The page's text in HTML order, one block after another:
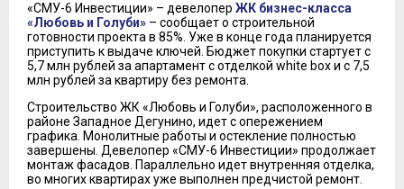
«СМУ-6 Инвестиции» – девелопер ЖК бизнес-класса
«Любовь и Голуби» – сообщает о строительной
готовности проекта в 85%. Уже в конце года планируется
приступить к выдаче ключей. Бюджет покупки стартует с
5,7 млн рублей за апартамент с отделкой white box и с 7,5
млн рублей за квартиру без ремонта.
Строительство ЖК «Любовь и Голуби», расположенного в
районе Западное Дегунино, идет с опережением
графика. Монолитные работы и остекление полностью
завершены. Девелопер «СМУ-6 Инвестиции» продолжает
монтаж фасадов. Параллельно идет внутренняя отделка,
во многих квартирах уже выполнен предчистой ремонт.